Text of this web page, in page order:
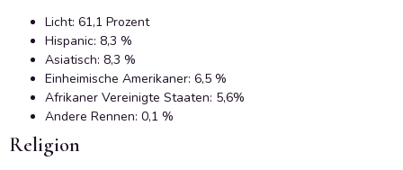
Licht: 61,1 Prozent
Hispanic: 8,3 %
Asiatisch: 8,3 %
Einheimische Amerikaner: 6,5 %
Afrikaner Vereinigte Staaten: 5,6%
Andere Rennen: 0,1 %
Religion